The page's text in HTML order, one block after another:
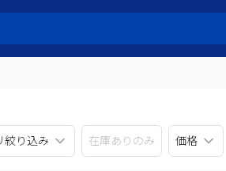
絞り込み
在庫ありのみ 価格